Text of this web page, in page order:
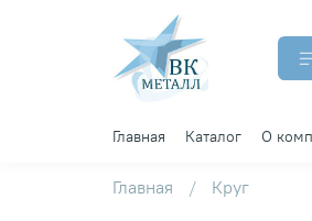
Главная Каталог О
Главная Круг